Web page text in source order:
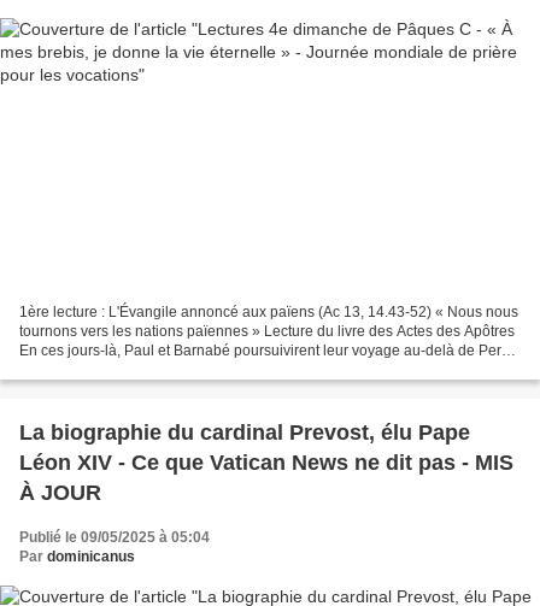
1ère lecture : L'Évangile annoncé aux païens (Ac 13, 14.43-52) « Nous nous
tournons vers les nations païennes » Lecture du livre des Actes des Apôtres
En ces jours-là, Paul et Barnabé poursuivirent leur voyage au-delà de Pergé
La biographie du cardinal Prevost, élu Pape
Léon XIV - Ce que Vatican News ne dit pas - MIS
À JOUR
Publié le 09/05/2025 à 05:04
Par dominicanus